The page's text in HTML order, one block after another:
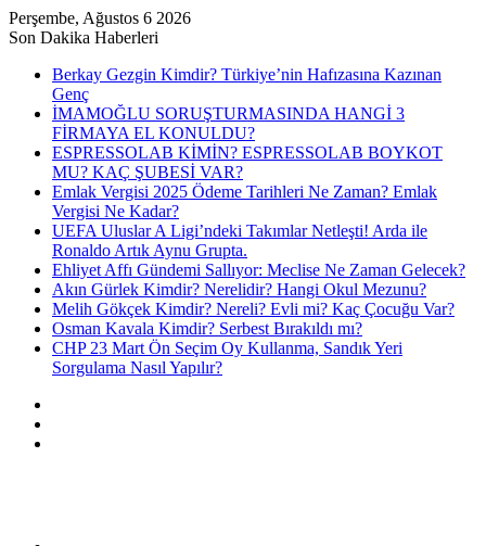
Perşembe, Ağustos 6 2026
Son Dakika Haberleri
Berkay Gezgin Kimdir? Türkiye’nin Hafızasına Kazınan
Genç
İMAMOĞLU SORUŞTURMASINDA HANGİ 3
FİRMAYA EL KONULDU?
ESPRESSOLAB KİMİN? ESPRESSOLAB BOYKOT
MU? KAÇ ŞUBESİ VAR?
Emlak Vergisi 2025 Ödeme Tarihleri Ne Zaman? Emlak
Vergisi Ne Kadar?
UEFA Uluslar A Ligi’ndeki Takımlar Netleşti! Arda ile
Ronaldo Artık Aynu Grupta.
Ehliyet Affı Gündemi Sallıyor: Meclise Ne Zaman Gelecek?
Akın Gürlek Kimdir? Nerelidir? Hangi Okul Mezunu?
Melih Gökçek Kimdir? Nereli? Evli mi? Kaç Çocuğu Var?
Osman Kavala Kimdir? Serbest Bırakıldı mı?
CHP 23 Mart Ön Seçim Oy Kullanma, Sandık Yeri
Sorgulama Nasıl Yapılır?